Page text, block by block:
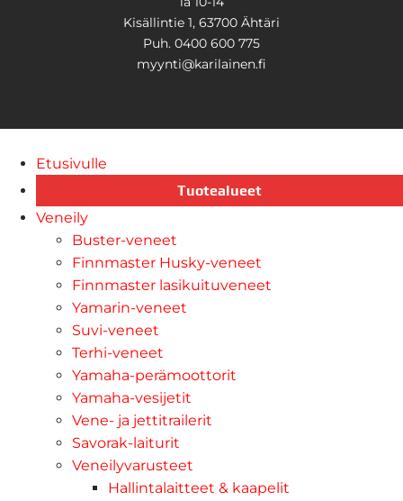
Kisällintie 1, 63700 Ähtäri
Puh. 0400 600 775
myynti@karilainen.fi
Etusivulle
Tuotealueet
Veneily
Buster-veneet
Finnmaster Husky-veneet
Finnmaster lasikuituveneet
Yamarin-veneet
Suvi-veneet
Terhi-veneet
Yamaha-perämoottorit
Yamaha-vesijetit
Vene- ja jettitrailerit
Savorak-laiturit
Veneilyvarusteet
Hallintalaitteet & kaapelit